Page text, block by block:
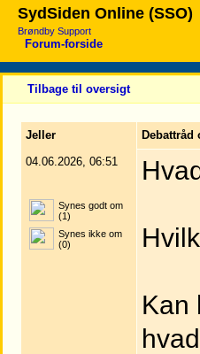
SydSiden Online (SSO)
Brøndby Support
Forum-forside
Tilbage til oversigt
Jeller
04.06.2026, 06:51
Synes godt om
(1)
Synes ikke om
(0)
Kan